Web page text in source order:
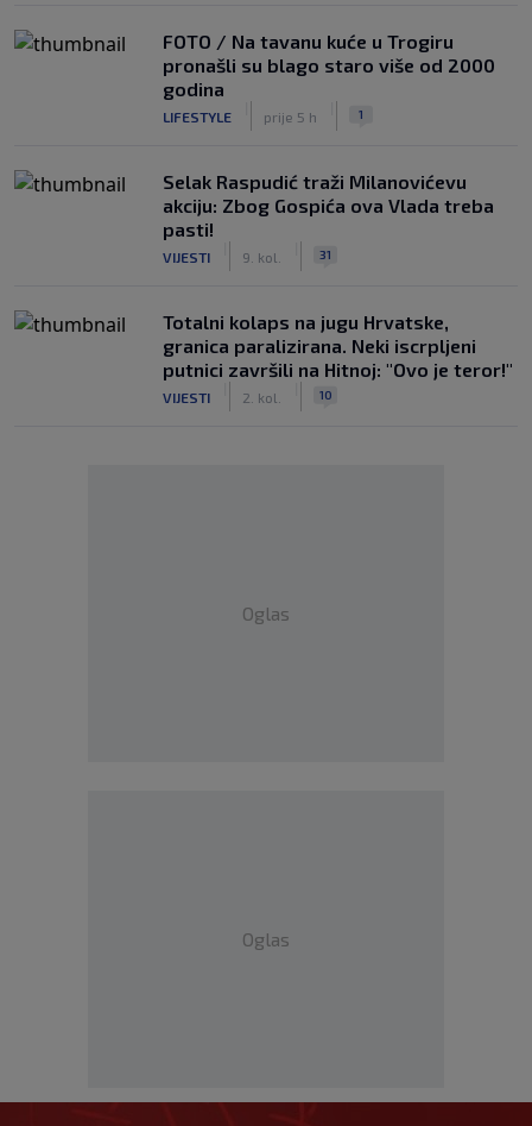
FOTO / Na tavanu kuće u Trogiru
pronašli su blago staro više od 2000
godina
LIFESTYLE prije 5 h 1
Selak Raspudić traži Milanovićevu
akciju: Zbog Gospića ova Vlada treba
pasti!
VIJESTI 9. kol. 31
Totalni kolaps na jugu Hrvatske,
granica paralizirana. Neki iscrpljeni
putnici završili na Hitnoj: "Ovo je teror!"
VIJESTI 2. kol. 10
Oglas
Oglas